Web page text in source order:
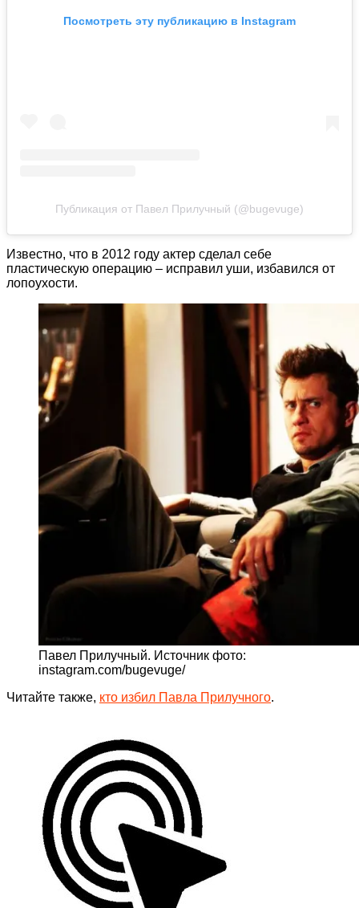
Посмотреть эту публикацию в Instagram
Публикация от Павел Прилучный (@bugevuge)
Известно, что в 2012 году актер сделал себе
пластическую операцию – исправил уши, избавился от
лопоухости.
Павел Прилучный. Источник фото:
instagram.com/bugevuge/
Читайте также, кто избил Павла Прилучного.